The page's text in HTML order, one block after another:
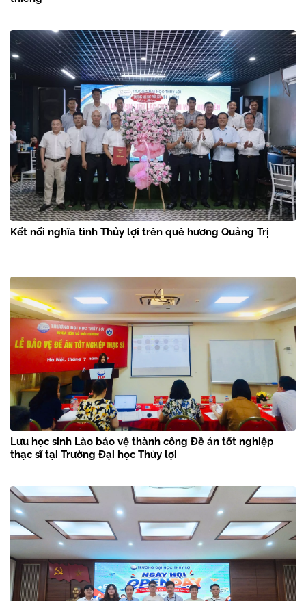
Hành trình tri ân từ mái trường đến những miền đất
thiêng
Kết nối nghĩa tình Thủy lợi trên quê hương Quảng Trị